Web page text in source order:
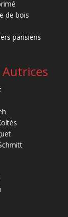
de bois
parisiens